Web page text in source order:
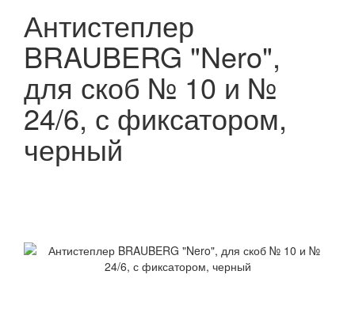
Антистеплер
BRAUBERG "Nero",
для скоб № 10 и №
24/6, с фиксатором,
черный